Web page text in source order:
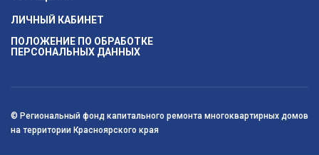
ЛИЧНЫЙ КАБИНЕТ
ПОЛОЖЕНИЕ ПО ОБРАБОТКЕ
ПЕРСОНАЛЬНЫХ ДАННЫХ
© Региональный фонд капитального ремонта многоквартирных домов
на территории Красноярского края